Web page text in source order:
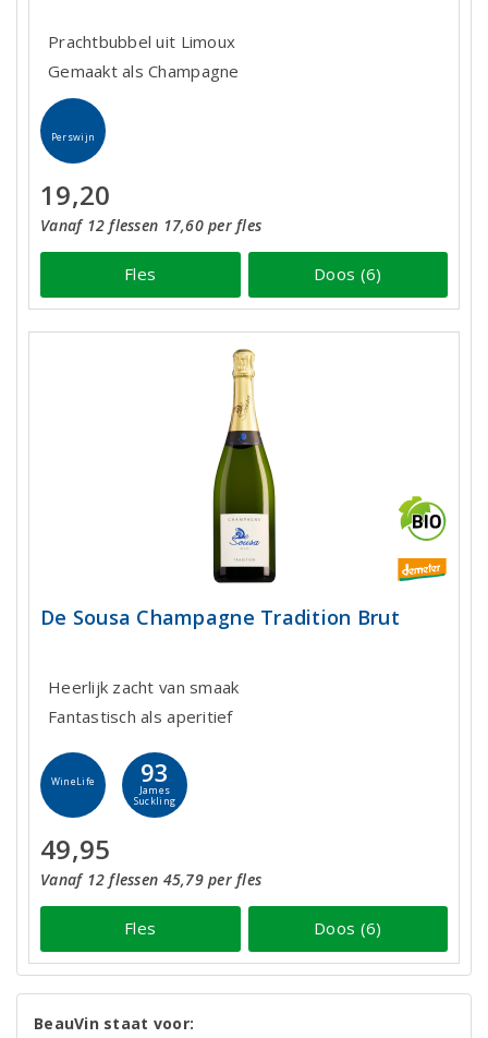
Prachtbubbel uit Limoux
Gemaakt als Champagne
Perswijn
19,20
Vanaf 12 flessen 17,60 per fles
Fles Doos (6)
De Sousa Champagne Tradition Brut
Heerlijk zacht van smaak
Fantastisch als aperitief
WineLife 93
James
Suckling
49,95
Vanaf 12 flessen 45,79 per fles
Fles Doos (6)
BeauVin staat voor: